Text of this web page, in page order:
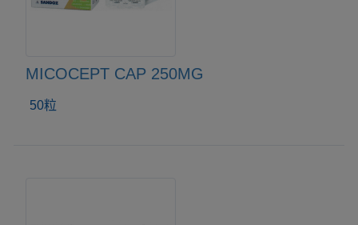
MICOCEPT CAP 250MG
50粒